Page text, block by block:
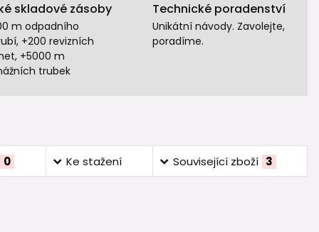
skladové zásoby
m odpadního
+200 revizních
+5000 m
trubek
Technické poradenství
Unikátní návody. Zavolejte,
poradíme.
0 Ke stažení Související zboží 3